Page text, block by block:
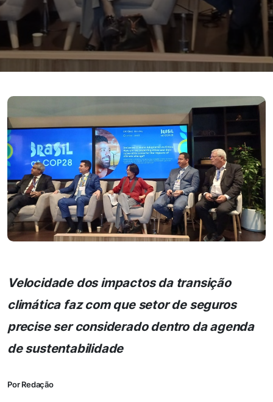
Velocidade dos impactos da transição
climática faz com que setor de seguros
precise ser considerado dentro da agenda
de sustentabilidade
Por Redação